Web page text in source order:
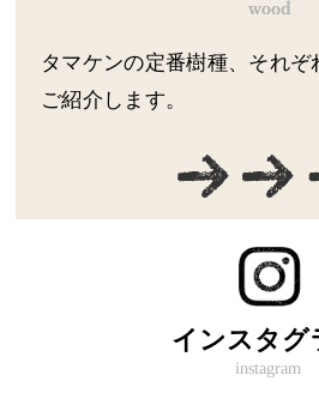
タマケンの定番樹種、それぞ
ご紹介します。
インスタグ
instagram